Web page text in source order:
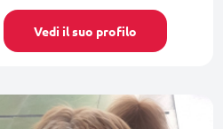
Vedi il suo profilo